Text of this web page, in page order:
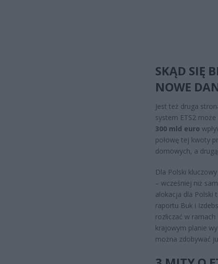
SKĄD SIĘ
NOWE
Jest też druga
system ETS2
300 mld euro
połowę tej kwoty
domowych, a
Dla Polski
– wcześniej niż
alokacja dla Polski
raportu Buk i
rozliczać w
krajowym planie
można zdobywać